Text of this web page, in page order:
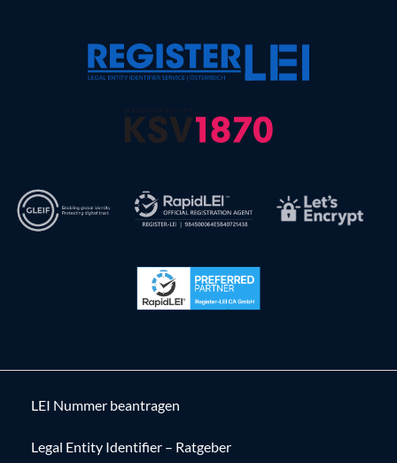
LEI Nummer beantragen
Legal Entity Identifier – Ratgeber